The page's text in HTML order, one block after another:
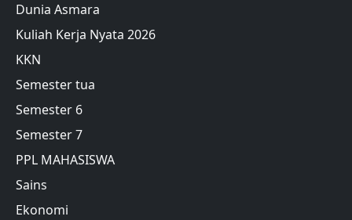
Dunia Asmara
Kuliah Kerja Nyata 2026
KKN
Semester tua
Semester 6
Semester 7
PPL MAHASISWA
Sains
Ekonomi